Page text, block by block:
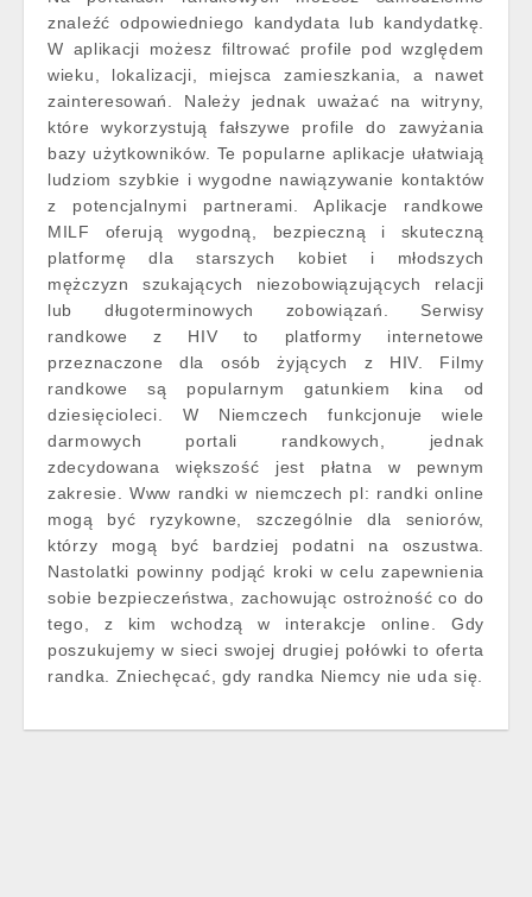
znaleźć odpowiedniego kandydata lub kandydatkę.
W aplikacji możesz filtrować profile pod względem
wieku, lokalizacji, miejsca zamieszkania, a nawet
zainteresowań. Należy jednak uważać na witryny,
które wykorzystują fałszywe profile do zawyżania
bazy użytkowników. Te popularne aplikacje ułatwiają
ludziom szybkie i wygodne nawiązywanie kontaktów
z potencjalnymi partnerami. Aplikacje randkowe
MILF oferują wygodną, bezpieczną i skuteczną
platformę dla starszych kobiet i młodszych
mężczyzn szukających niezobowiązujących relacji
lub długoterminowych zobowiązań. Serwisy
randkowe z HIV to platformy internetowe
przeznaczone dla osób żyjących z HIV. Filmy
randkowe są popularnym gatunkiem kina od
dziesięcioleci. W Niemczech funkcjonuje wiele
darmowych portali randkowych, jednak
zdecydowana większość jest płatna w pewnym
zakresie. Www randki w niemczech pl: randki online
mogą być ryzykowne, szczególnie dla seniorów,
którzy mogą być bardziej podatni na oszustwa.
Nastolatki powinny podjąć kroki w celu zapewnienia
sobie bezpieczeństwa, zachowując ostrożność co do
tego, z kim wchodzą w interakcje online. Gdy
poszukujemy w sieci swojej drugiej połówki to oferta
randka. Zniechęcać, gdy randka Niemcy nie uda się.